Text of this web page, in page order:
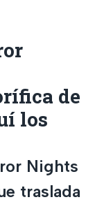
de
los
Nights
traslada